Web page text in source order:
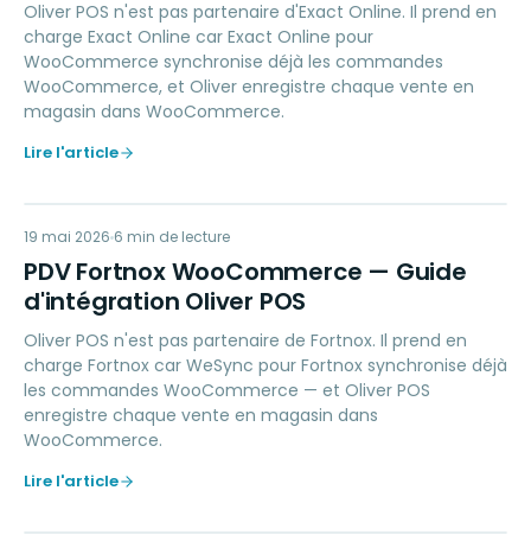
Oliver POS n'est pas partenaire d'Exact Online. Il prend en
charge Exact Online car Exact Online pour
WooCommerce synchronise déjà les commandes
WooCommerce, et Oliver enregistre chaque vente en
magasin dans WooCommerce.
Lire l'article
PF
ACCOUNTING
19 mai 2026 6 min de lecture
PDV Fortnox WooCommerce — Guide
d'intégration Oliver POS
Oliver POS n'est pas partenaire de Fortnox. Il prend en
charge Fortnox car WeSync pour Fortnox synchronise déjà
les commandes WooCommerce — et Oliver POS
enregistre chaque vente en magasin dans
WooCommerce.
Lire l'article